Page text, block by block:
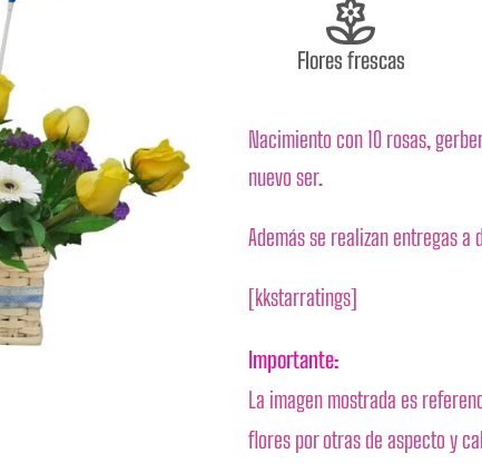
Flores frescas
Nacimiento con 10 rosas,
nuevo ser.
Además se realizan entregas a
[kkstarratings]
Importante:
La imagen mostrada es
flores por otras de aspecto y